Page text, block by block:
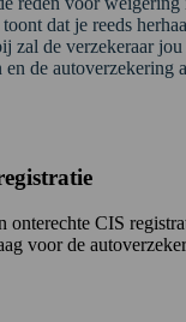
dat je reeds
zal de verzekeraar jou
de autoverzekering
onterechte CIS
voor de